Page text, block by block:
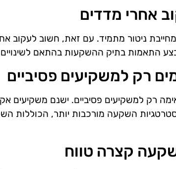
ניטור מתמיד. עם זאת, חשוב לעקוב
התאמות בתיק ההשקעות בהתאם לשינויים
רק למשקיעים פסיביים. ישנם משקיעים
השקעה מורכבות יותר, הכוללות